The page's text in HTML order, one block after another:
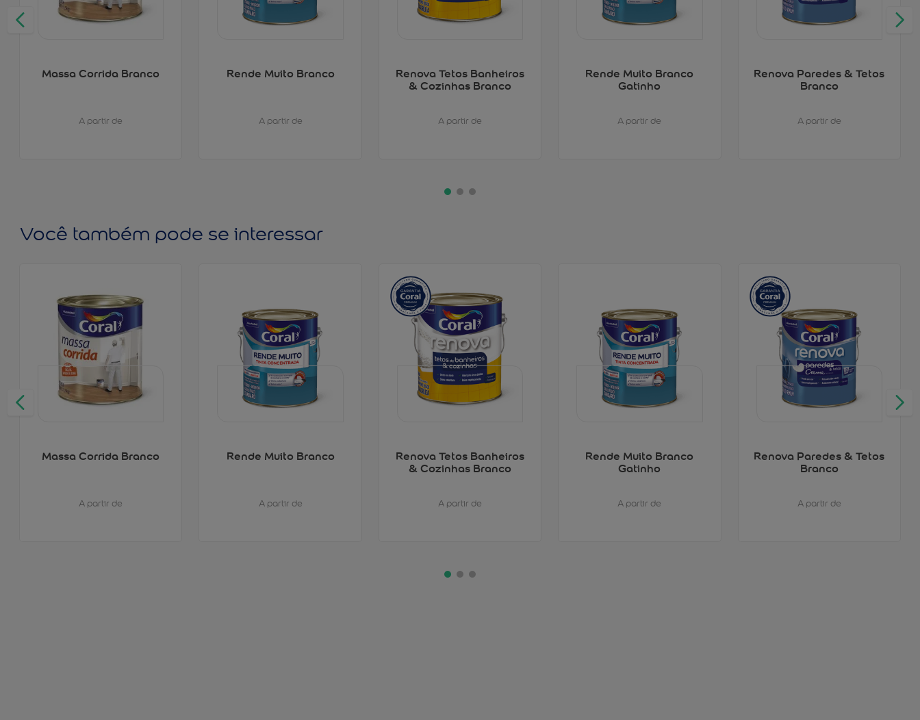
Massa Corrida Branco
A partir de
Rende Muito Branco
A partir de
Renova Tetos Banheiros
& Cozinhas Branco
A partir de
Rende Muito Branco
Gatinho
A partir de
Renova Paredes & Tetos
Branco
A partir de
Você também pode se interessar
Massa Corrida Branco
A partir de
Rende Muito Branco
A partir de
Renova Tetos Banheiros
& Cozinhas Branco
A partir de
Rende Muito Branco
Gatinho
A partir de
Renova Paredes & Tetos
Branco
A partir de